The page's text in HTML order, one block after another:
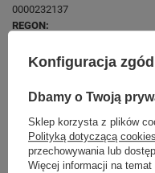
0000232137
REGON:
Konfiguracja zgód
Dbamy o Twoją
Sklep korzysta z plików
Polityką dotyczącą cookies
przechowywania lub
Więcej informacji na